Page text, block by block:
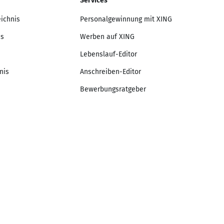
Personalgewinnung mit XING
Werben auf XING
Lebenslauf-Editor
Anschreiben-Editor
Bewerbungsratgeber